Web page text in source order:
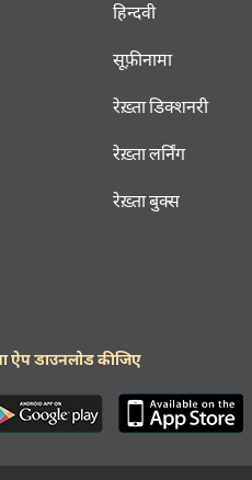
हिन्दवी
सूफ़ीनामा
रेख़्ता डिक्शनरी
रेख़्ता लर्निंग
रेख़्ता बुक्स
ऐप डाउनलोड कीजिए